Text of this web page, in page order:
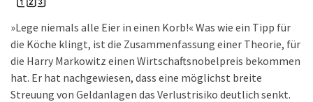
»Lege niemals alle Eier in einen Korb!« Was wie ein Tipp für
die Köche klingt, ist die Zusammenfassung einer Theorie, für
die Harry Markowitz einen Wirtschaftsnobelpreis bekommen
hat. Er hat nachgewiesen, dass eine möglichst breite
Streuung von Geldanlagen das Verlustrisiko deutlich senkt.